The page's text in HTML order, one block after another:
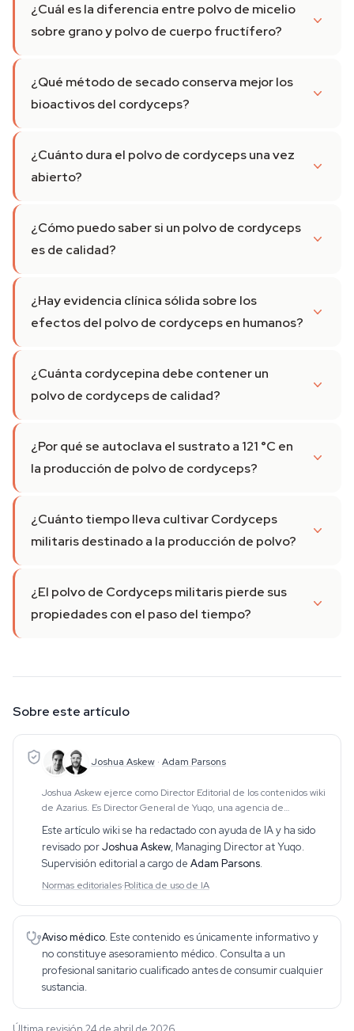
¿Cuál es la diferencia entre polvo de micelio
sobre grano y polvo de cuerpo fructífero?
¿Qué método de secado conserva mejor los
bioactivos del cordyceps?
¿Cuánto dura el polvo de cordyceps una vez
abierto?
¿Cómo puedo saber si un polvo de cordyceps
es de calidad?
¿Hay evidencia clínica sólida sobre los
efectos del polvo de cordyceps en humanos?
¿Cuánta cordycepina debe contener un
polvo de cordyceps de calidad?
¿Por qué se autoclava el sustrato a 121 °C en
la producción de polvo de cordyceps?
¿Cuánto tiempo lleva cultivar Cordyceps
militaris destinado a la producción de polvo?
¿El polvo de Cordyceps militaris pierde sus
propiedades con el paso del tiempo?
Sobre este artículo
Joshua Askew · Adam Parsons
Joshua Askew ejerce como Director Editorial de los contenidos wiki
de Azarius. Es Director General de Yuqo, una agencia de
psicodélicos y etnobotánica en múlt
Este artículo wiki se ha redactado con ayuda de IA y ha sido
revisado porJoshua Askew, Managing Director at Yuqo.
Supervisión editorial a cargo de Adam Parsons.
Normas editoriales·Política de uso de IA
Aviso médico. Este contenido es únicamente informativo y
no constituye asesoramiento médico. Consulta a un
profesional sanitario cualificado antes de consumir cualquier
sustancia.